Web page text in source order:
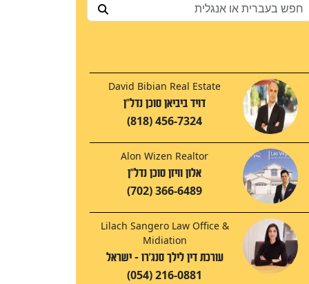
David Bibian Real Estate
דויד ביביאן סוכן נדל"ן
(818) 456-7324
Alon Wizen Realtor
אלון וויזן סוכן נדל"ן
(702) 366-6489
Lilach Sangero Law Office &
Midiation
עורכת דין לילך סנג'רו - ישראל
(054) 216-0881